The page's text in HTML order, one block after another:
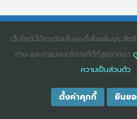
RIGHTS RESERVED. E-COMMERCIAL
เว็บไซต์นี้มีการจัดเก็บคุกกี้เพื่อเพิ่มประสิท
ท่าน และการมอบบริการที่ดีที่สุดจากเรา
ความเป็นส่วนตัว
ตั้งค่าคุกกี้ ยินย